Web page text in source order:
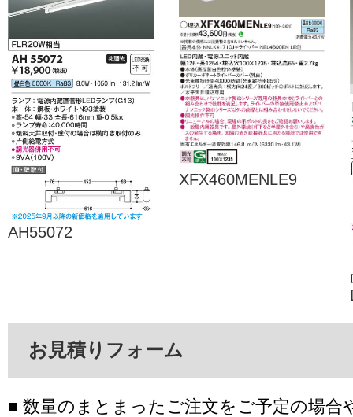
AH55072
XFX460MENLE9
お見積りフォーム
■ 数量のまとまったご注文をご予定の場合